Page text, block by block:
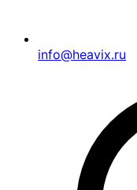
info@heavix.ru